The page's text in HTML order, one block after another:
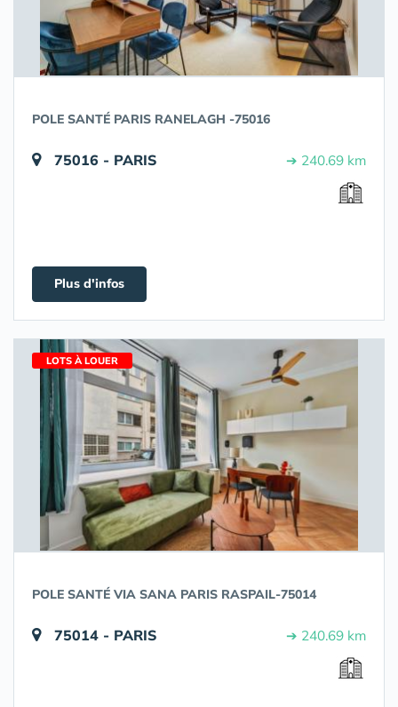
POLE SANTÉ PARIS RANELAGH -75016
75016 - PARIS ➔ 240.69 km
Plus d'infos
LOTS À LOUER
POLE SANTÉ VIA SANA PARIS RASPAIL-75014
75014 - PARIS ➔ 240.69 km